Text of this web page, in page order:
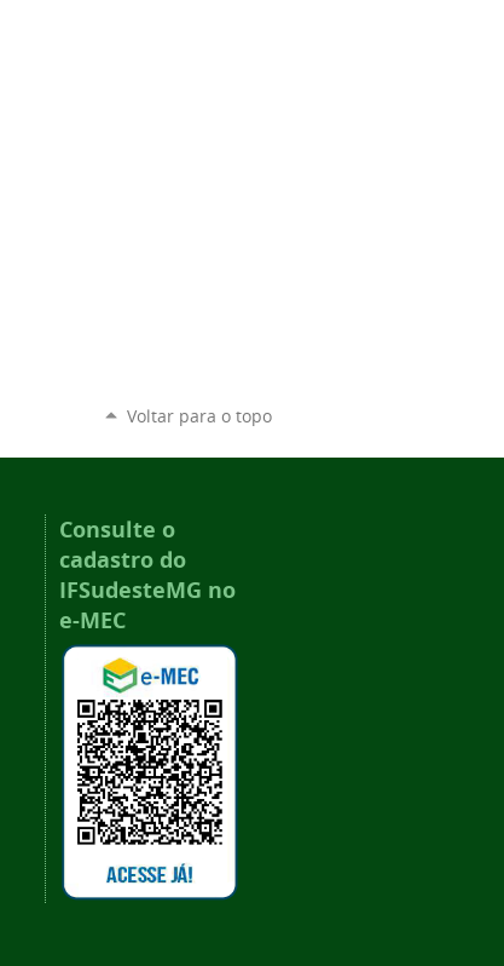
Voltar para o topo
Consulte o
cadastro do
IFSudesteMG no
e-MEC